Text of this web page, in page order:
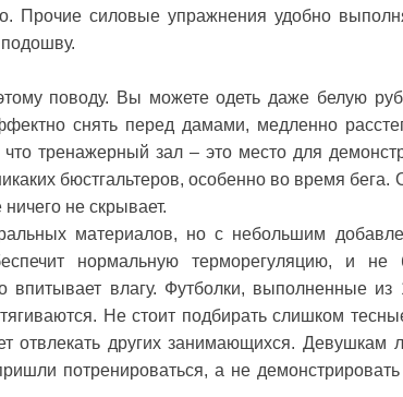
Прочие силовые упражнения удобно
поводу. Вы можете одеть даже белую
снять перед дамами, медленно
тренажерный зал – это место для
бюстгальтеров, особенно во время бега.
не скрывает.
материалов, но с небольшим
нормальную терморегуляцию, и не
впитывает влагу. Футболки, выполненные из
Не стоит подбирать слишком
отвлекать других занимающихся. Девушкам
потренироваться, а не